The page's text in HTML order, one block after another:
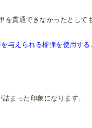
貫通できなかったとし
与えられる榴弾を使用する
まった印象になります。